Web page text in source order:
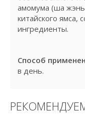
амомума (ша
китайского ямса,
ингредиенты.
Способ
в день.